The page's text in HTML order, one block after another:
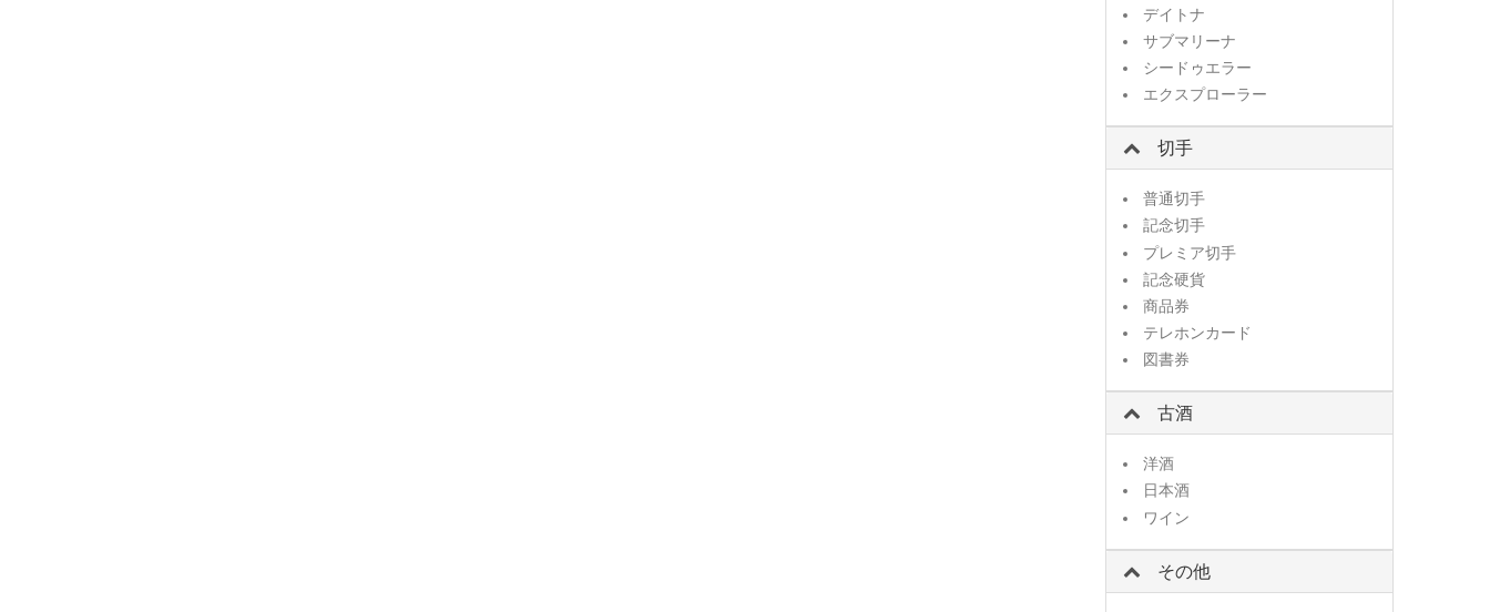
デイトナ
サブマリーナ
シードゥエラー
エクスプローラー
切手
普通切手
記念切手
プレミア切手
記念硬貨
商品券
テレホンカード
図書券
古酒
洋酒
日本酒
ワイン
その他